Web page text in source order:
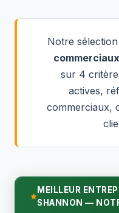
Notre sélection
sur 4
actives,
commerciaux,
MEILLEUR
SHANNON —